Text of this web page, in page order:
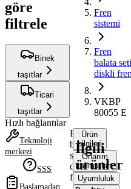
göre
filtrele
Binek
taşıtlar
Ticari
taşıtlar
Hızlı bağlantılar
Teknoloji
merkezi
SSS
Başlamadan
Fren
sistemi
Fren
balata
diskli fren
VKBP
80055 E
Fren
balata
seti,
diskli
fren
Ürün
bilgileri
Onarım
talimatları
Uyumluluk
İlgili
ürünler